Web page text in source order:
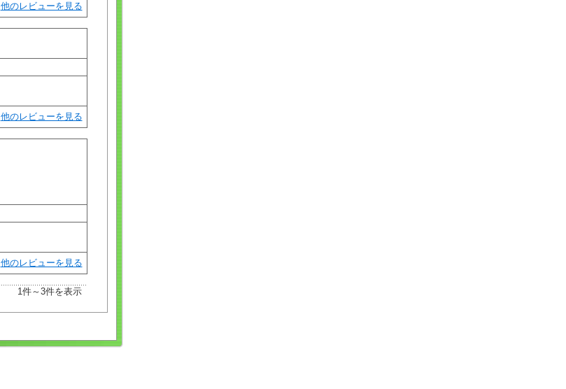
他のレビューを見る
他のレビューを見る
他のレビューを見る
1件～3件を表示